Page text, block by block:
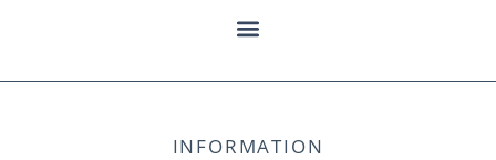
INFORMATION